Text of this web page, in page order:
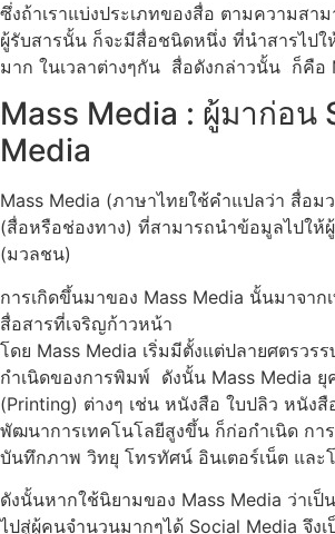
ซึ่งถ้าเราแบ่งประเภทของสื่อ ตามความสา
ผู้รับสารนั้น ก็จะมีสื่อชนิดหนึ่ง ที่นำสารไปใ
มาก ในเวลาต่างๆกัน สื่อดังกล่าวนั้น ก็คือ
Mass Media : ผู้มาก่อน
Media
Mass Media (ภาษาไทยใช้คำแปลว่า สื่อม
(สื่อหรือช่องทาง) ที่สามารถนำข้อมูลไปให้
(มวลชน)
การเกิดขึ้นมาของ Mass Media นั้นมาจาก
สื่อสารที่เจริญก้าวหน้า
โดย Mass Media เริ่มมีตั้งแต่ปลายศตรวร
กำเนิดของการพิมพ์ ดังนั้น Mass Media
(Printing) ต่างๆ เช่น หนังสือ ใบปลิว หนัง
พัฒนาการเทคโนโลยีสูงขึ้น ก็ก่อกำเนิด กา
บันทึกภาพ วิทยุ โทรทัศน์ อินเตอร์เน็ต แล
ดังนั้นหากใช้นิยามของ Mass Media ว่าเป็
ไปสู่ผู้คนจำนวนมากๆได้ Social Media จึง